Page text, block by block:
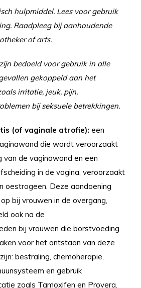
hulpmiddel. Lees voor gebruik
Raadpleeg bij aanhoudende
of arts.
bedoeld voor gebruik in alle
gekoppeld aan het
irritatie, jeuk, pijn,
bij seksuele betrekkingen.
(of vaginale atrofie): een
die wordt veroorzaakt
van de vaginawand en een
in de vagina, veroorzaakt
oestrogeen. Deze aandoening
bij vrouwen in de overgang,
ook na de
bij vrouwen die borstvoeding
voor het ontstaan van deze
bestraling, chemoherapie,
en gebruik
zoals Tamoxifen en Provera.